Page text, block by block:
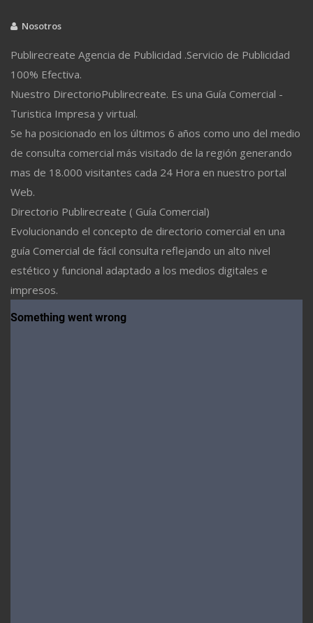
Nosotros
Publirecreate Agencia de Publicidad .Servicio de Publicidad
100% Efectiva.
Nuestro DirectorioPublirecreate. Es una Guía Comercial -
Turistica Impresa y virtual.
Se ha posicionado en los últimos 6 años como uno del medio
de consulta comercial más visitado de la región generando
mas de 18.000 visitantes cada 24 Hora en nuestro portal
Web.
Directorio Publirecreate ( Guía Comercial)
Evolucionando el concepto de directorio comercial en una
guía Comercial de fácil consulta reflejando un alto nivel
estético y funcional adaptado a los medios digitales e
impresos.